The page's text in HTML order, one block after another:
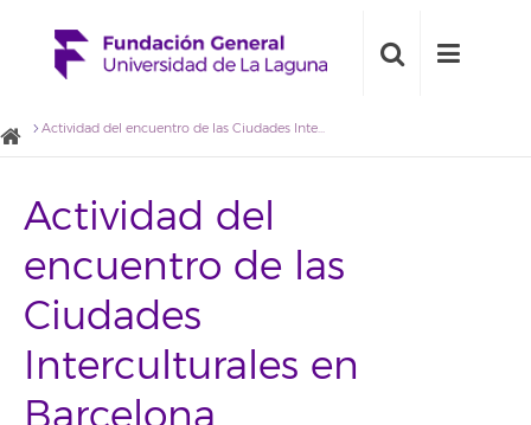
Actividad del encuentro de las Ciudades Interculturales en Barcelona
Actividad del
encuentro de las
Ciudades
Interculturales en